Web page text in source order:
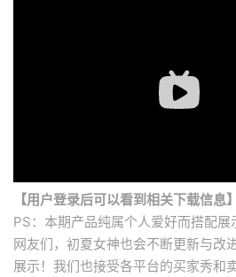
【用户登录后可以看到相关下载信息】
PS：本期产品纯属个人爱好而搭配
网友们，初夏女神也会不断更新与改
展示！我们也接受各平台的买家秀和